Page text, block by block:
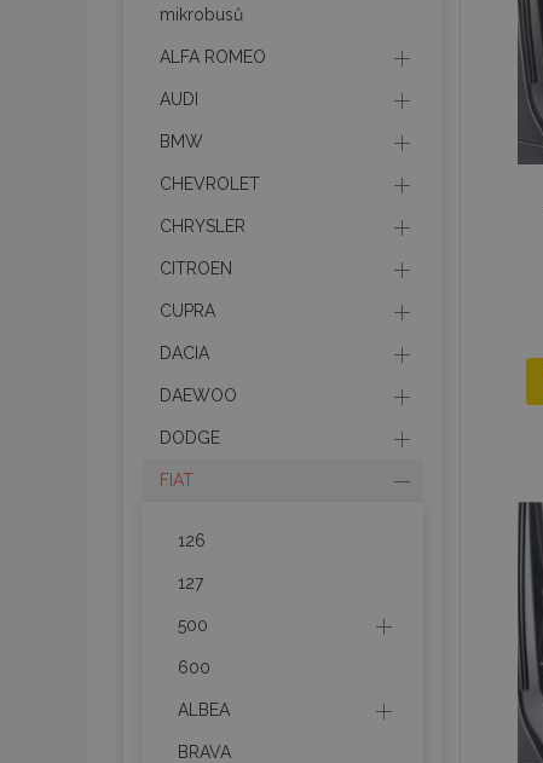
mikrobusů
ALFA ROMEO
AUDI
BMW
CHEVROLET
CHRYSLER
CITROEN
CUPRA
DACIA
DAEWOO
DODGE
FIAT
126
127
500
600
ALBEA
BRAVA